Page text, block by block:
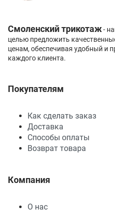
Смоленский трикотаж-
целью предложить
ценам, обеспечивая удобный и
каждого клиента.
Покупателям
Как сделать заказ
Доставка
Способы оплаты
Возврат товара
Компания
О нас